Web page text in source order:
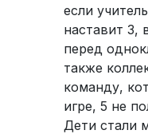
если
наставит 3,
перед
также
команду,
игре, 5 не
Дети стали